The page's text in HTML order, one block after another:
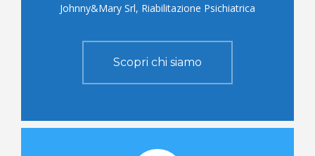
Johnny&Mary Srl, Riabilitazione Psichiatrica
Scopri chi siamo